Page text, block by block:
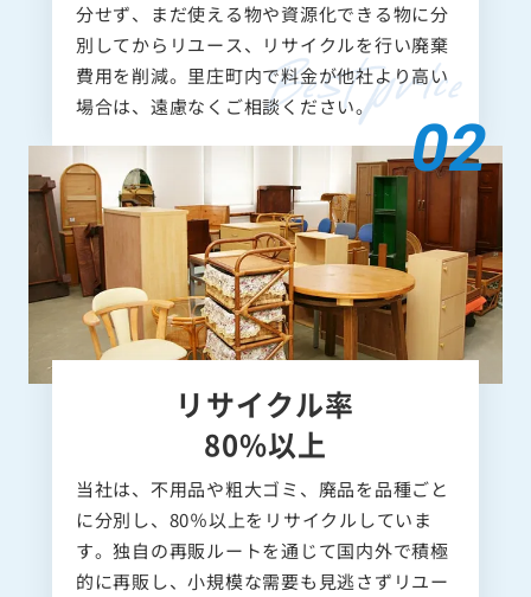
分せず、まだ使える物や資源化できる物に分
別してからリユース、リサイクルを行い廃棄
費用を削減。里庄町内で料金が他社より高い
場合は、遠慮なくご相談ください。
リサイクル率
80%以上
当社は、不用品や粗大ゴミ、廃品を品種ごと
に分別し、80％以上をリサイクルしていま
す。独自の再販ルートを通じて国内外で積極
的に再販し、小規模な需要も見逃さずリユー